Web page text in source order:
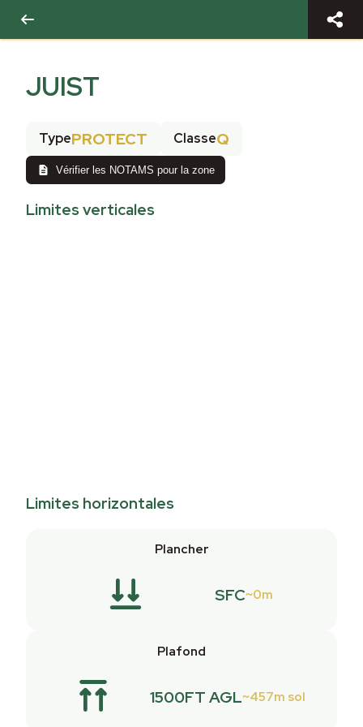
JUIST
TypePROTECT ClasseQ
Vérifier les NOTAMS pour la zone
Limites verticales
Limites horizontales
Plancher
SFC 0m
Plafond
1500FT AGL 457m sol